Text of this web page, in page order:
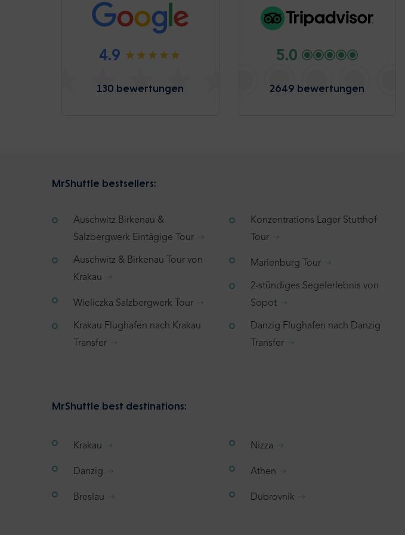
4.9
130 bewertungen
5.0
2649 bewertungen
MrShuttle bestsellers:
Auschwitz Birkenau &
Salzbergwerk Eintägige Tour
Auschwitz & Birkenau Tour von
Krakau
Wieliczka Salzbergwerk Tour
Krakau Flughafen nach Krakau
Transfer
Konzentrations Lager Stutthof
Tour
Marienburg Tour
2-stündiges Segelerlebnis von
Sopot
Danzig Flughafen nach Danzig
Transfer
MrShuttle best destinations:
Krakau
Danzig
Breslau
Nizza
Athen
Dubrovnik